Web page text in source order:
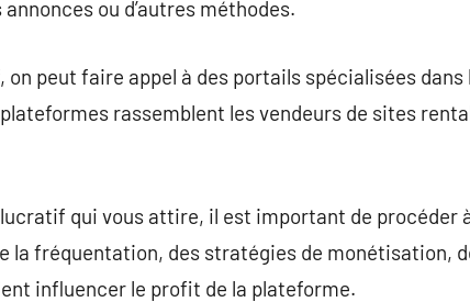
ou d’autres méthodes.
peut faire appel à des portails spécialisées
rassemblent les vendeurs de sites
qui vous attire, il est important de procéder
la fréquentation, des stratégies de monétisation,
influencer le profit de la plateforme.